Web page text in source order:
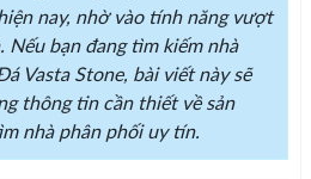
nay, nhờ vào tính năng vượt
Nếu bạn đang tìm kiếm nhà
Vasta Stone, bài viết này sẽ
thông tin cần thiết về sản
nhà phân phối uy tín.